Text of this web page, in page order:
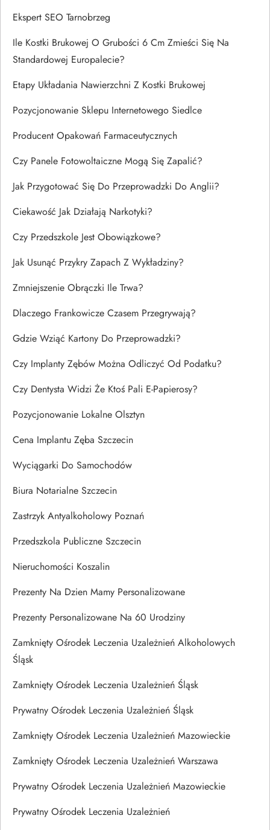
Ekspert SEO Tarnobrzeg
Ile Kostki Brukowej O Grubości 6 Cm Zmieści Się Na
Standardowej Europalecie?
Etapy Układania Nawierzchni Z Kostki Brukowej
Pozycjonowanie Sklepu Internetowego Siedlce
Producent Opakowań Farmaceutycznych
Czy Panele Fotowoltaiczne Mogą Się Zapalić?
Jak Przygotować Się Do Przeprowadzki Do Anglii?
Ciekawość Jak Działają Narkotyki?
Czy Przedszkole Jest Obowiązkowe?
Jak Usunąć Przykry Zapach Z Wykładziny?
Zmniejszenie Obrączki Ile Trwa?
Dlaczego Frankowicze Czasem Przegrywają?
Gdzie Wziąć Kartony Do Przeprowadzki?
Czy Implanty Zębów Można Odliczyć Od Podatku?
Czy Dentysta Widzi Że Ktoś Pali E-Papierosy?
Pozycjonowanie Lokalne Olsztyn
Cena Implantu Zęba Szczecin
Wyciągarki Do Samochodów
Biura Notarialne Szczecin
Zastrzyk Antyalkoholowy Poznań
Przedszkola Publiczne Szczecin
Nieruchomości Koszalin
Prezenty Na Dzien Mamy Personalizowane
Prezenty Personalizowane Na 60 Urodziny
Zamknięty Ośrodek Leczenia Uzależnień Alkoholowych
Śląsk
Zamknięty Ośrodek Leczenia Uzależnień Śląsk
Prywatny Ośrodek Leczenia Uzależnień Śląsk
Zamknięty Ośrodek Leczenia Uzależnień Mazowieckie
Zamknięty Ośrodek Leczenia Uzależnień Warszawa
Prywatny Ośrodek Leczenia Uzależnień Mazowieckie
Prywatny Ośrodek Leczenia Uzależnień